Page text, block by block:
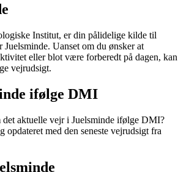
Institut, er din pålidelige kilde til
Uanset om du ønsker at
eller blot være forberedt på dagen, kan
vejrudsigt.
ifølge DMI
aktuelle vejr i Juelsminde ifølge DMI?
med den seneste vejrudsigt fra